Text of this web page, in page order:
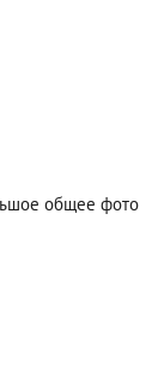
общее фото